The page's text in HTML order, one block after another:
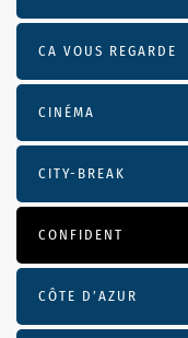
CA VOUS REGARDE
CINÉMA
CITY-BREAK
CONFIDENT
CÔTE D’AZUR